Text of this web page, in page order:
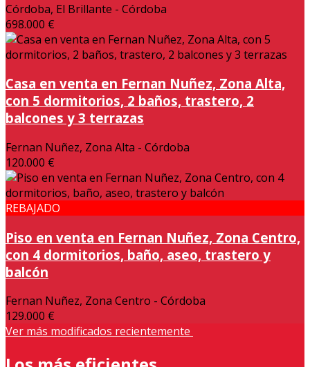
Córdoba, El Brillante - Córdoba
698.000 €
Casa en venta en Fernan Nuñez, Zona Alta,
con 5 dormitorios, 2 baños, trastero, 2
balcones y 3 terrazas
Fernan Nuñez, Zona Alta - Córdoba
120.000 €
REBAJADO
Piso en venta en Fernan Nuñez, Zona Centro,
con 4 dormitorios, baño, aseo, trastero y
balcón
Fernan Nuñez, Zona Centro - Córdoba
129.000 €
Ver más modificados recientemente